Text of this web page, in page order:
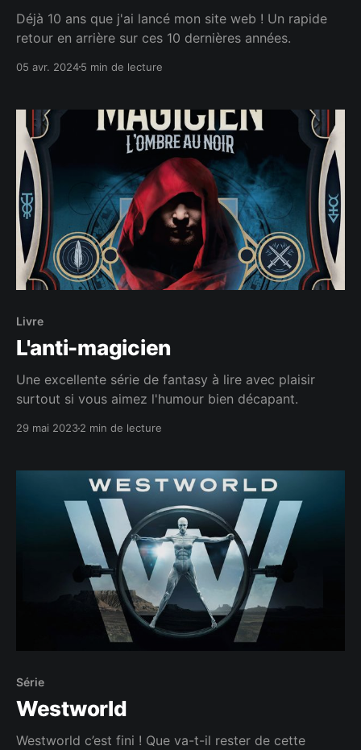
Déjà 10 ans que j'ai lancé mon site web ! Un rapide
retour en arrière sur ces 10 dernières années.
05 avr. 20245 min de lecture
Livre
L'anti-magicien
Une excellente série de fantasy à lire avec plaisir
surtout si vous aimez l'humour bien décapant.
29 mai 20232 min de lecture
Série
Westworld
Westworld c’est fini ! Que va-t-il rester de cette